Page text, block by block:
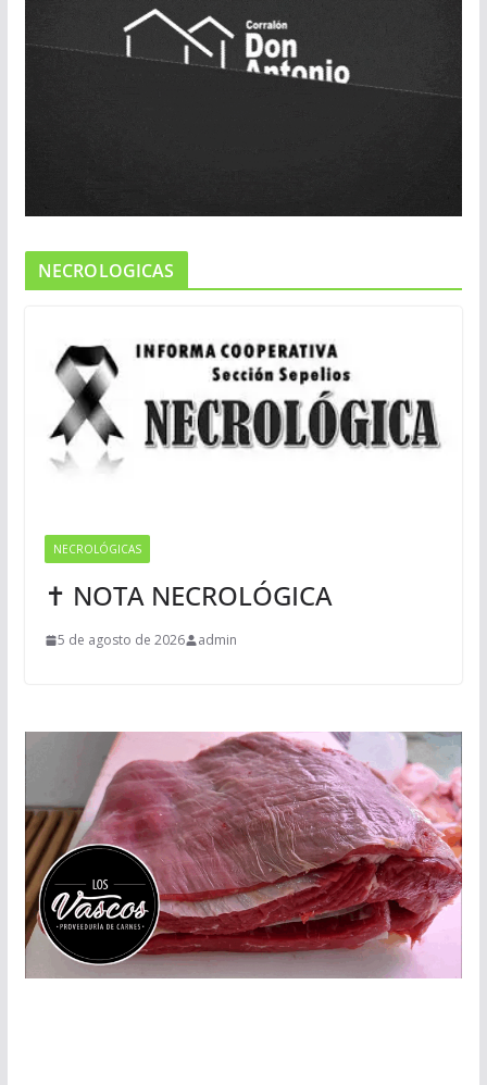
NECROLOGICAS
NECROLÓGICAS
✝ NOTA NECROLÓGICA
5 de agosto de 2026 admin